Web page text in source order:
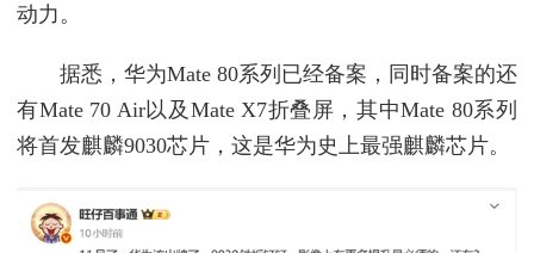
动力。
据悉，华为Mate 80系列已经备案，同时备案的还
有Mate 70 Air以及Mate X7折叠屏，其中Mate 80系列
将首发麒麟9030芯片，这是华为史上最强麒麟芯片。